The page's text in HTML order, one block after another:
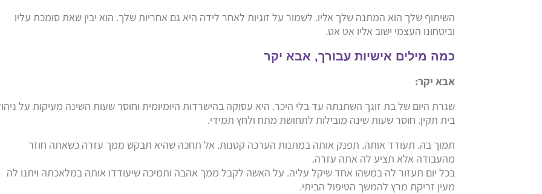
השיתוף שלך הוא המתנה שלך אליו. לשמור על זוגיות לאחר לידה היא גם אחריות שלך. הוא יבין שאת סומכת עליו
וביטחונו העצמי ישוב אליו אט אט.
כמה מילים אישיות עבורך, אבא יקר
אבא יקר:
שגרת היום של בת זוגך השתנתה עד בלי היכר. היא עסוקה בהישרדות היומיומית וחוסר שעות השינה מעיקות על
בית תקין. חוסר שעות שינה מובילות לתחושת מתח ולחץ תמידי.
תמוך בה. תעודד אותה. תפנק אותה במתנות הערכה קטנות. אל תחכה שהיא תבקש ממך עזרה כשאתה חוזר
מהעבודה אלא תציע לה אתה עזרה.
בכל יום תעזור לה במשהו אחד שיקל עליה. על האשה לקבל ממך אהבה ותמיכה שיעודדו אותה במלאכתה ויתנו לה
מעין זריקת מרץ להמשך הטיפול הביתי.